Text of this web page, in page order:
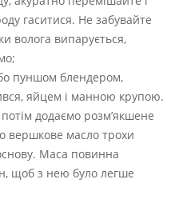
гаситися. Не забувайте
волога випарується,
пуншом блендером,
яйцем і манною крупою.
додаємо розм’якшене
вершкове масло трохи
Маса повинна
щоб з нею було легше